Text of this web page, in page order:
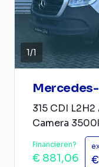
1/1
315 CDI
Camera
Financieren?
€ 881,06